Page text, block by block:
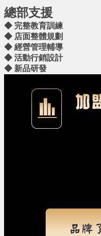
總部支援
◆ 完整教育訓練
◆ 店面整體規劃
◆ 經營管理輔導
◆ 活動行銷設計
◆ 新品研